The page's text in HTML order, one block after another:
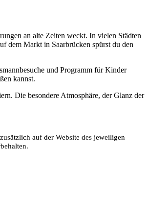
an alte Zeiten weckt. In vielen Städten
dem Markt in Saarbrücken spürst du den
und Programm für Kinder
kannst.
Die besondere Atmosphäre, der Glanz der
auf der Website des jeweiligen